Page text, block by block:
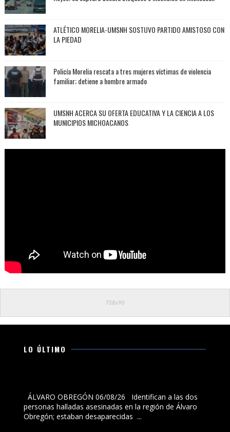
ATLÉTICO MORELIA-UMSNH SOSTUVO PARTIDO AMISTOSO CON
LA PIEDAD
Policía Morelia rescata a tres mujeres víctimas de violencia
familiar; detiene a hombre armado
UMSNH ACERCA SU OFERTA EDUCATIVA Y LA CIENCIA A LOS
MUNICIPIOS MICHOACANOS
LO ÚLTIMO
ÁLVARO OBREGÓN 06/08/26 Identifican a las dos
personas halladas asesinadas en la región de Álvaro
Obregón; estaban desaparecidas ...